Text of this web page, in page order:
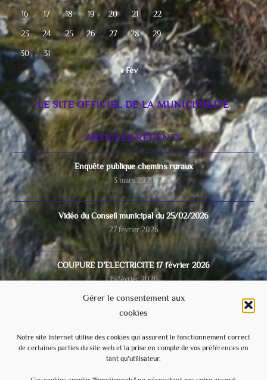
Gérer le consentement aux
cookies
Notre site Internet utilise des cookies qui assurent le fonctionnement correct
de certaines parties du site web et la prise en compte de vos préférences en
tant qu’utilisateur.
16 17 18 19 20 21 22
23 24 25 26 27 28 29
30
31
« Fév
LE SITE OFFICIEL DE LA MUNICIPALITÉ
ARTICLES RÉCENTS
Enquête publique chemins ruraux
3 mars 2026
Vidéo du Conseil municipal du 25/02/2026
27 février 2026
COUPURE D’ELECTRICITE 17 février 2026
15 février 2026
Video du conseil municipal du 28/11/2025
Ecole
3 septembre 2025